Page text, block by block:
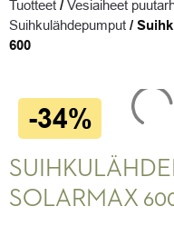
Tuotteet / Vesiaiheet
Suihkulähdepumput /
600
-34%
SOLARMAX